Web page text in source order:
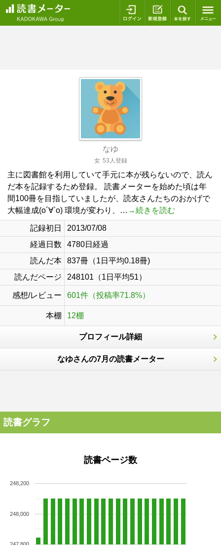
ログイン 新規登録
なゆ
女 53人登録
主に図書館を利用していて手元に本が残らないので、読ん
だ本を記録するため登録。 読書メーターを始めた頃は年
間100冊を目指していましたが、読友さんたちのおかげで
大幅達成(о´∀`о) 環境が変わり、… →続きを読む
記録初日
2013/07/08
経過日数
4780日経過
読んだ本
837冊（1日平均0.18冊)
読んだページ
248101（1日平均51）
感想/レビュー 601件（投稿率71.8%）
本棚 12棚
プロフィール詳細
なゆさんの7月の読書メーター
読書グラフ
読書ページ数
248,000
248,200